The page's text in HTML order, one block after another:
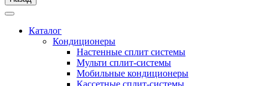
Каталог
Кондиционеры
Настенные сплит системы
Мульти сплит-системы
Мобильные кондиционеры
Кассетные сплит-системы